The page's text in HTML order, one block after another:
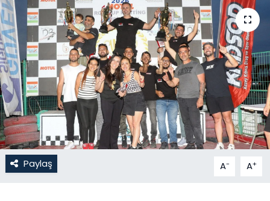
Paylaş A- A+
Gündem
KKTC
KKTC YEREL SEÇİM 2018
Kültür Sanat
Magazin
Moda